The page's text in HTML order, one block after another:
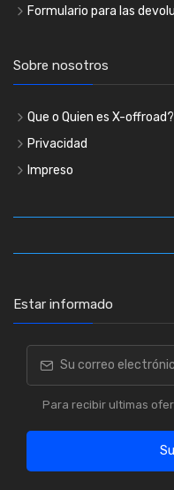
Formulario para las
Sobre nosotros
Que o Quien es X-offroad?
Privacidad
Impreso
Estar informado
Para recibir ultimas